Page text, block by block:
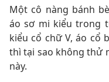
Một cô nàng bánh
áo sơ mi kiểu trong
kiểu cổ chữ V, áo cổ
thì tại sao không thử
này.